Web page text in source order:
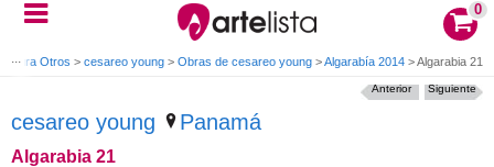
0
Pintura Otros > cesareo young > Obras de cesareo young >Algarabía 2014 >Algarabia 21
cesareo young Panamá
Algarabia 21
Siguiente
Anterior